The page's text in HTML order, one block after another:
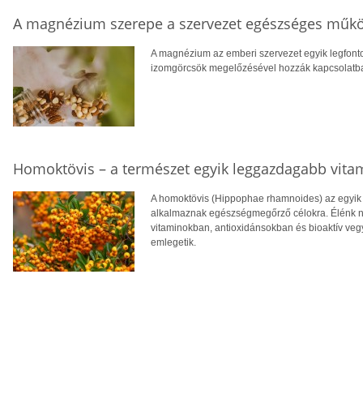
A magnézium szerepe a szervezet egészséges
A magnézium az emberi szervezet egyik
izomgörcsök megelőzésével hozzák
Homoktövis – a természet egyik leggazdagabb
A homoktövis (Hippophae rhamnoides) az
alkalmaznak egészségmegőrző célokra. Élénk
vitaminokban, antioxidánsokban és bioaktív
emlegetik.